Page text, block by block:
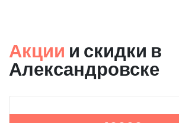
Акции и скидки в
Александровске